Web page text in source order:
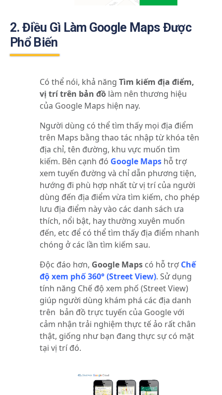
2. Điều Gì Làm Google Maps Được
Phổ Biến
Có thể nói, khả năngTìm kiếm địa điểm,
vị trí trên bản đồ làm nên thương hiệu
của Google Maps hiện nay.
Người dùng có thể tìm thấy mọi địa điểm
trên Maps bằng thao tác nhập từ khóa tên
địa chỉ, tên đường, khu vực muốn tìm
kiếm. Bên cạnh đó Google Maps hỗ trợ
xem tuyến đường và chỉ dẫn phương tiện,
hướng đi phù hợp nhất từ vị trí của người
dùng đến địa điểm vừa tìm kiếm, cho phép
lưu địa điểm này vào các danh sách ưa
thích, nổi bật, hay thường xuyên muốn
đến, etc để có thể tìm thấy địa điểm nhanh
chóng ở các lần tìm kiếm sau.
Độc đáo hơn, Google Maps có hỗ trợChế
độ xem phố 360° (Street View). Sử dụng
tính năng Chế độ xem phố (Street View)
giúp người dùng khám phá các địa danh
trên bản đồ trực tuyến của Google với
cảm nhận trải nghiệm thực tế ảo rất chân
thật, giống như bạn đang thực sự có mặt
tại vị trí đó.